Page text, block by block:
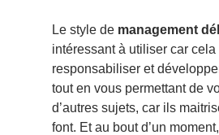
Le style de management
intéressant à utiliser car cela
responsabiliser et
tout en vous permettant de
d’autres sujets, car ils
font. Et au bout d’un